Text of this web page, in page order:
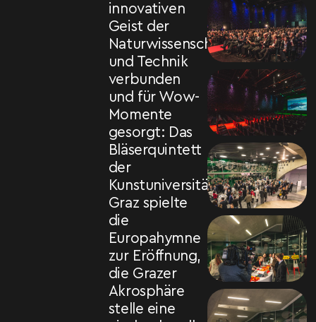
innovativen
Geist der
Naturwissenschaft
und Technik
verbunden
und für Wow-
Momente
gesorgt: Das
Bläserquintett
der
Kunstuniversität
Graz spielte
die
Europahymne
zur Eröffnung,
die Grazer
Akrosphäre
stelle eine